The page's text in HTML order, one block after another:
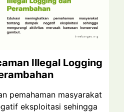
Illegal Logging
pemahaman masyarakat
eksploitasi sehingga